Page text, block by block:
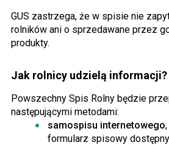
GUS zastrzega, że w spisie nie
rolników ani o sprzedawane przez
produkty.
Jak rolnicy udzielą informacji?
Powszechny Spis Rolny będzie
następującymi metodami:
samospisu internetowego
formularz spisowy